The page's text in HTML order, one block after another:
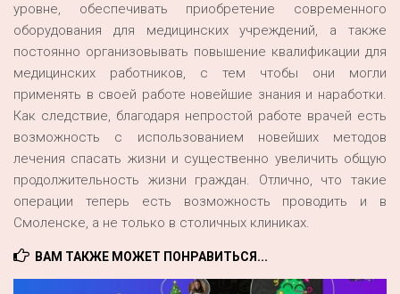
уровне, обеспечивать приобретение современного
оборудования для медицинских учреждений, а также
постоянно организовывать повышение квалификации для
медицинских работников, с тем чтобы они могли
применять в своей работе новейшие знания и наработки.
Как следствие, благодаря непростой работе врачей есть
возможность с использованием новейших методов
лечения спасать жизни и существенно увеличить общую
продолжительность жизни граждан. Отлично, что такие
операции теперь есть возможность проводить и в
Смоленске, а не только в столичных клиниках.
ВАМ ТАКЖЕ МОЖЕТ ПОНРАВИТЬСЯ...